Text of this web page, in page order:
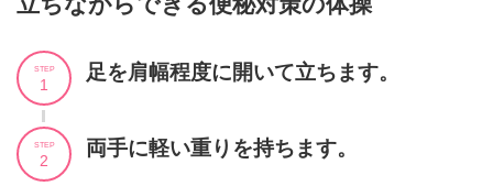
足を肩幅程度に開いて立ちます。
STEP
1
両手に軽い重りを持ちます。
STEP
2